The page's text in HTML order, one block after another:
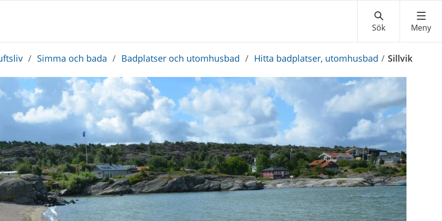
/ Simma och bada / Badplatser och utomhusbad / Hitta badplatser, utomhusbad / Sillvik